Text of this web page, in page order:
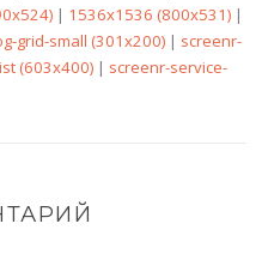
| 1536x1536 (800x531) |
grid-small (301x200) | screenr-
(603x400) | screenr-service-